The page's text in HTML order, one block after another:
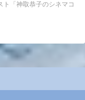
ト「神取恭子のシネマコ